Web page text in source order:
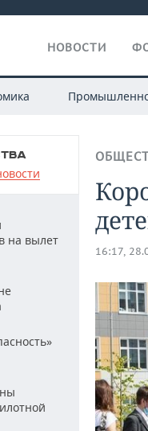
НОВОСТИ
на вылет
16:17,